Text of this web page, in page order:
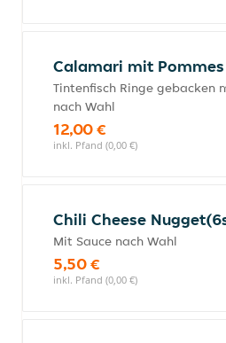
Calamari mit
Tintenfisch Ringe gebacken
nach Wahl
12,00 €
inkl. Pfand (0,00 €)
Chili Cheese
Mit Sauce nach Wahl
5,50 €
inkl. Pfand (0,00 €)